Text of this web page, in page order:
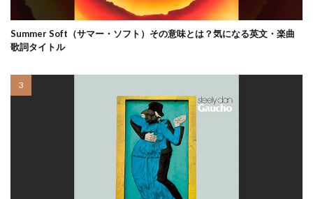
Summer Soft（サマー・ソフト）その意味とは？気になる英文・楽曲
歌詞タイトル